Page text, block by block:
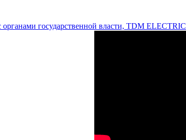
государственной власти, TDM ELECTRIC